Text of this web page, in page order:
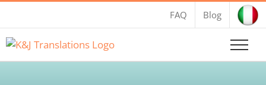
contenuto
FAQ Blog